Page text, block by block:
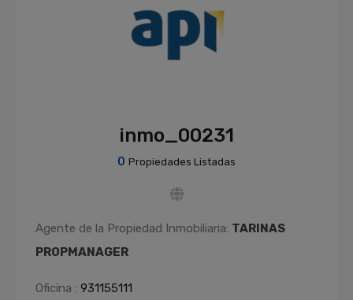
inmo_00231
0 Propiedades Listadas
Agente de la Propiedad Inmobiliaria: TARINAS
PROPMANAGER
Oficina : 931155111